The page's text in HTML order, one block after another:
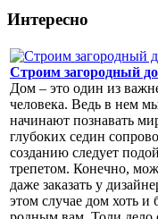
Интересно
Строим загородный
Дом – это один из
человека. Ведь в нем
начинают познавать
глубоких седин
созданию следует
трепетом. Конечно,
даже заказать у
этом случае дом хоть и